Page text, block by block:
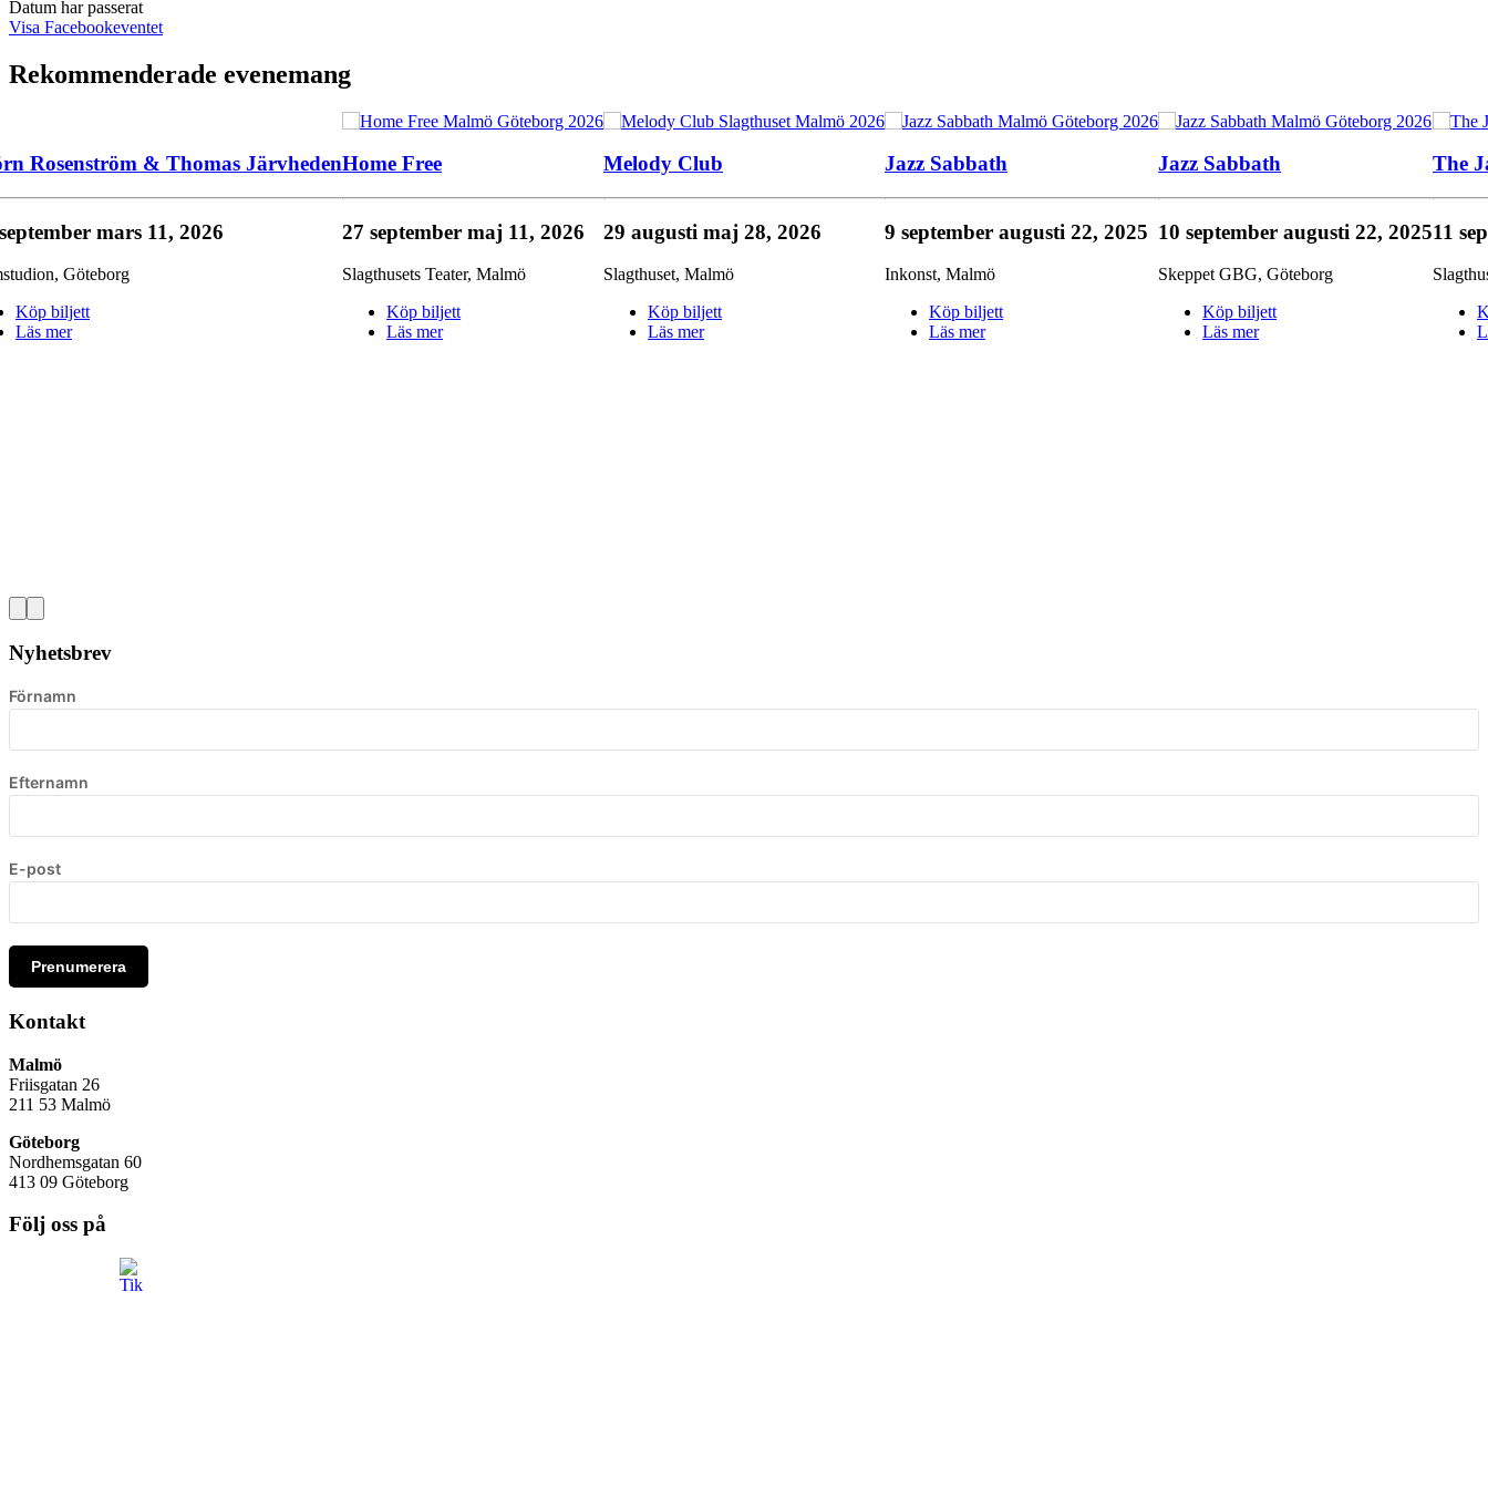
Datum har passerat
Visa Facebookeventet
Rekommenderade evenemang
Melody Club
29 augustimaj 28, 2026
Slagthuset,Malmö
Köp biljett
Läs mer
Jazz Sabbath
9 septemberaugusti 22, 2025
Inkonst,Malmö
Köp biljett
Läs mer
Jazz Sabbath
10 septemberaugusti 22, 2025
Skeppet GBG,Göteborg
Köp biljett
Läs mer
The
11
Rosenström & Thomas Järvheden
mars 11, 2026
,Göteborg
Köp biljett
Läs mer
Home Free
27 septembermaj 11, 2026
Slagthusets Teater,Malmö
Köp biljett
Läs mer
Nyhetsbrev
Förnamn
Efternamn
E-post
Prenumerera
Kontakt
Malmö
Friisgatan 26
211 53 Malmö
Göteborg
Nordhemsgatan 60
413 09 Göteborg
Följ oss på